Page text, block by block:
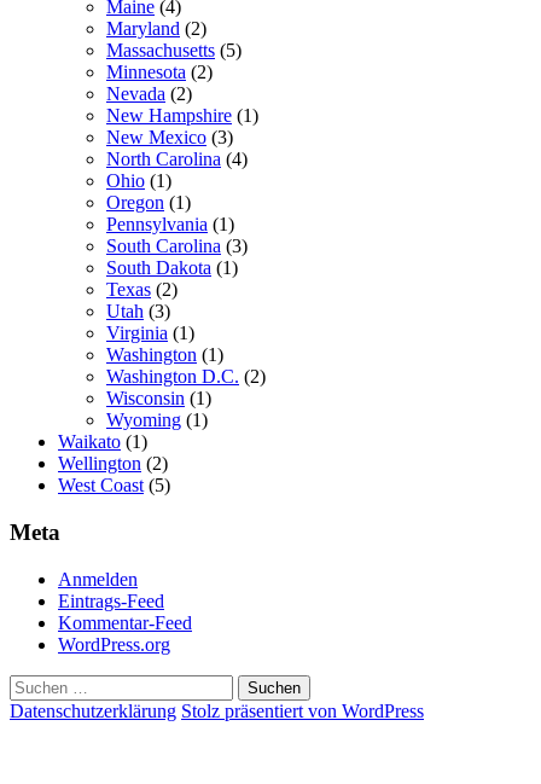
Maine (4)
Maryland (2)
Massachusetts (5)
Minnesota (2)
Nevada (2)
New Hampshire (1)
New Mexico (3)
North Carolina (4)
Ohio (1)
Oregon (1)
Pennsylvania (1)
South Carolina (3)
South Dakota (1)
Texas (2)
Utah (3)
Virginia (1)
Washington (1)
Washington D.C. (2)
Wisconsin (1)
Wyoming (1)
Waikato (1)
Wellington (2)
West Coast (5)
Meta
Anmelden
Eintrags-Feed
Kommentar-Feed
WordPress.org
Suchen
nach:
Datenschutzerklärung Stolz präsentiert von WordPress